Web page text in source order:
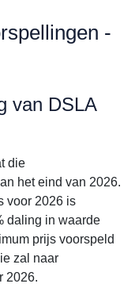
-
van DSLA
die
het eind van 2026.
voor 2026 is
daling in waarde
prijs voorspeld
zal naar
2026.